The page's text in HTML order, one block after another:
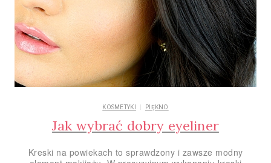
KOSMETYKI PIĘKNO
Jak wybrać dobry eyeliner
Kreski na powiekach to sprawdzony i zawsze modny